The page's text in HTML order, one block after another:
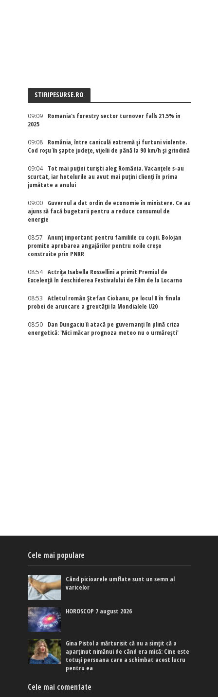
STIRIPESURSE.RO
09:09
Romania's forestry sector turnover falls 21.5% in
2025
09:08
România, între caniculă extremă și furtuni violente.
Cod roșu în șapte județe, vijelii de până la 90 km/h și grindină
09:04
Tot mai puțini turiști aleg România. Vacanțele s-au
scurtat, iar hotelurile au avut mai puțini clienți în prima
jumătate a anului
09:00
Guvernul a dat ordin de economie în ministere. Ce au
ajuns să facă bugetarii pentru a reduce consumul de
energie
08:57
Anunț important pentru familiile cu copii. Bolojan
promite aprobarea angajărilor pentru noile creșe
construite prin PNRR
08:54
Actriţa Isabella Rossellini a primit Premiul de
Excelenţă în deschiderea Festivalului de Film de la Locarno
08:53
Atletul român Ștefan Ciobanu, pe locul 8 în finala
probei de aruncare a greutății la Mondialele U20
08:50
Dan Dungaciu îi atacă pe guvernanți în plină criza
energetică: 'Nici măcar prognoza meteo nu o urmărești'
Cele mai populare
Când picioarele umflate sunt un semn al
varicelor
HOROSCOP 7 august 2026
Gina Pistol a mărturisit că nu a simțit că a
aparținut nimănui de când era mică: Cine este
totuși persoana care a schimbat acest lucru
pentru ea
Cele mai comentate